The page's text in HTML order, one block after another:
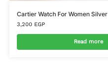
Cartier Watch For Women Silver
3,200 EGP
Read more